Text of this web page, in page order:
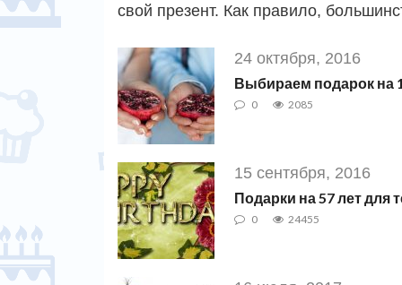
свой презент. Как правило,
24 октября, 2016
Выбираем подарок на
0 2085
15 сентября, 2016
Подарки на 57 лет для
0 24455